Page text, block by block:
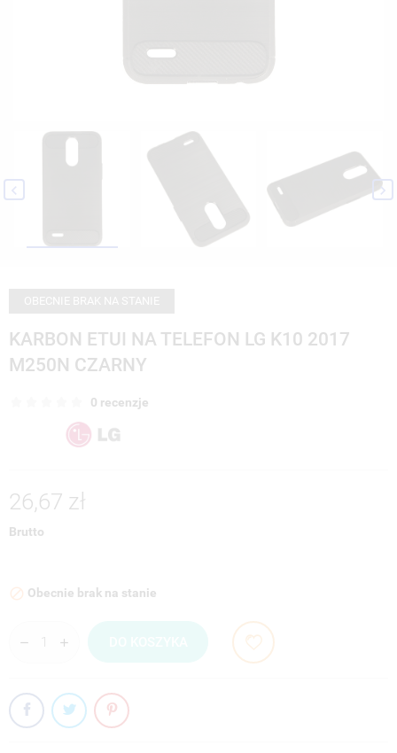
 
KARBON ETUI NA TELEFON LG K10 2017
M250N CZARNY
0 recenzje
26,67 zł
Brutto
 Obecnie brak na stanie